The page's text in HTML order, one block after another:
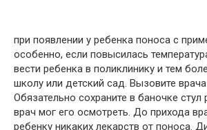
при появлении у ребенка поноса с
особенно, если повысилась
вести ребенка в поликлинику и тем
школу или детский сад. Вызовите
Обязательно сохраните в баночке стул
врач мог его осмотреть. До прихода
ребенку никаких лекарств от поноса.